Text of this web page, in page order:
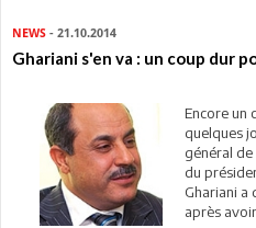
NEWS - 21.10.2014
Ghariani s'en va : un coup dur
Encore un
quelques
général de
du
Ghariani a
après avoir